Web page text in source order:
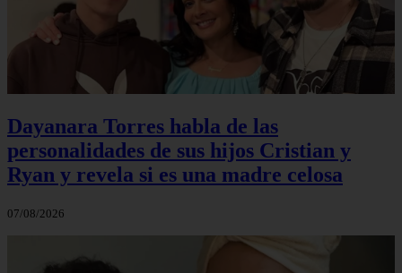
Dayanara Torres habla de las
personalidades de sus hijos Cristian y
Ryan y revela si es una madre celosa
07/08/2026